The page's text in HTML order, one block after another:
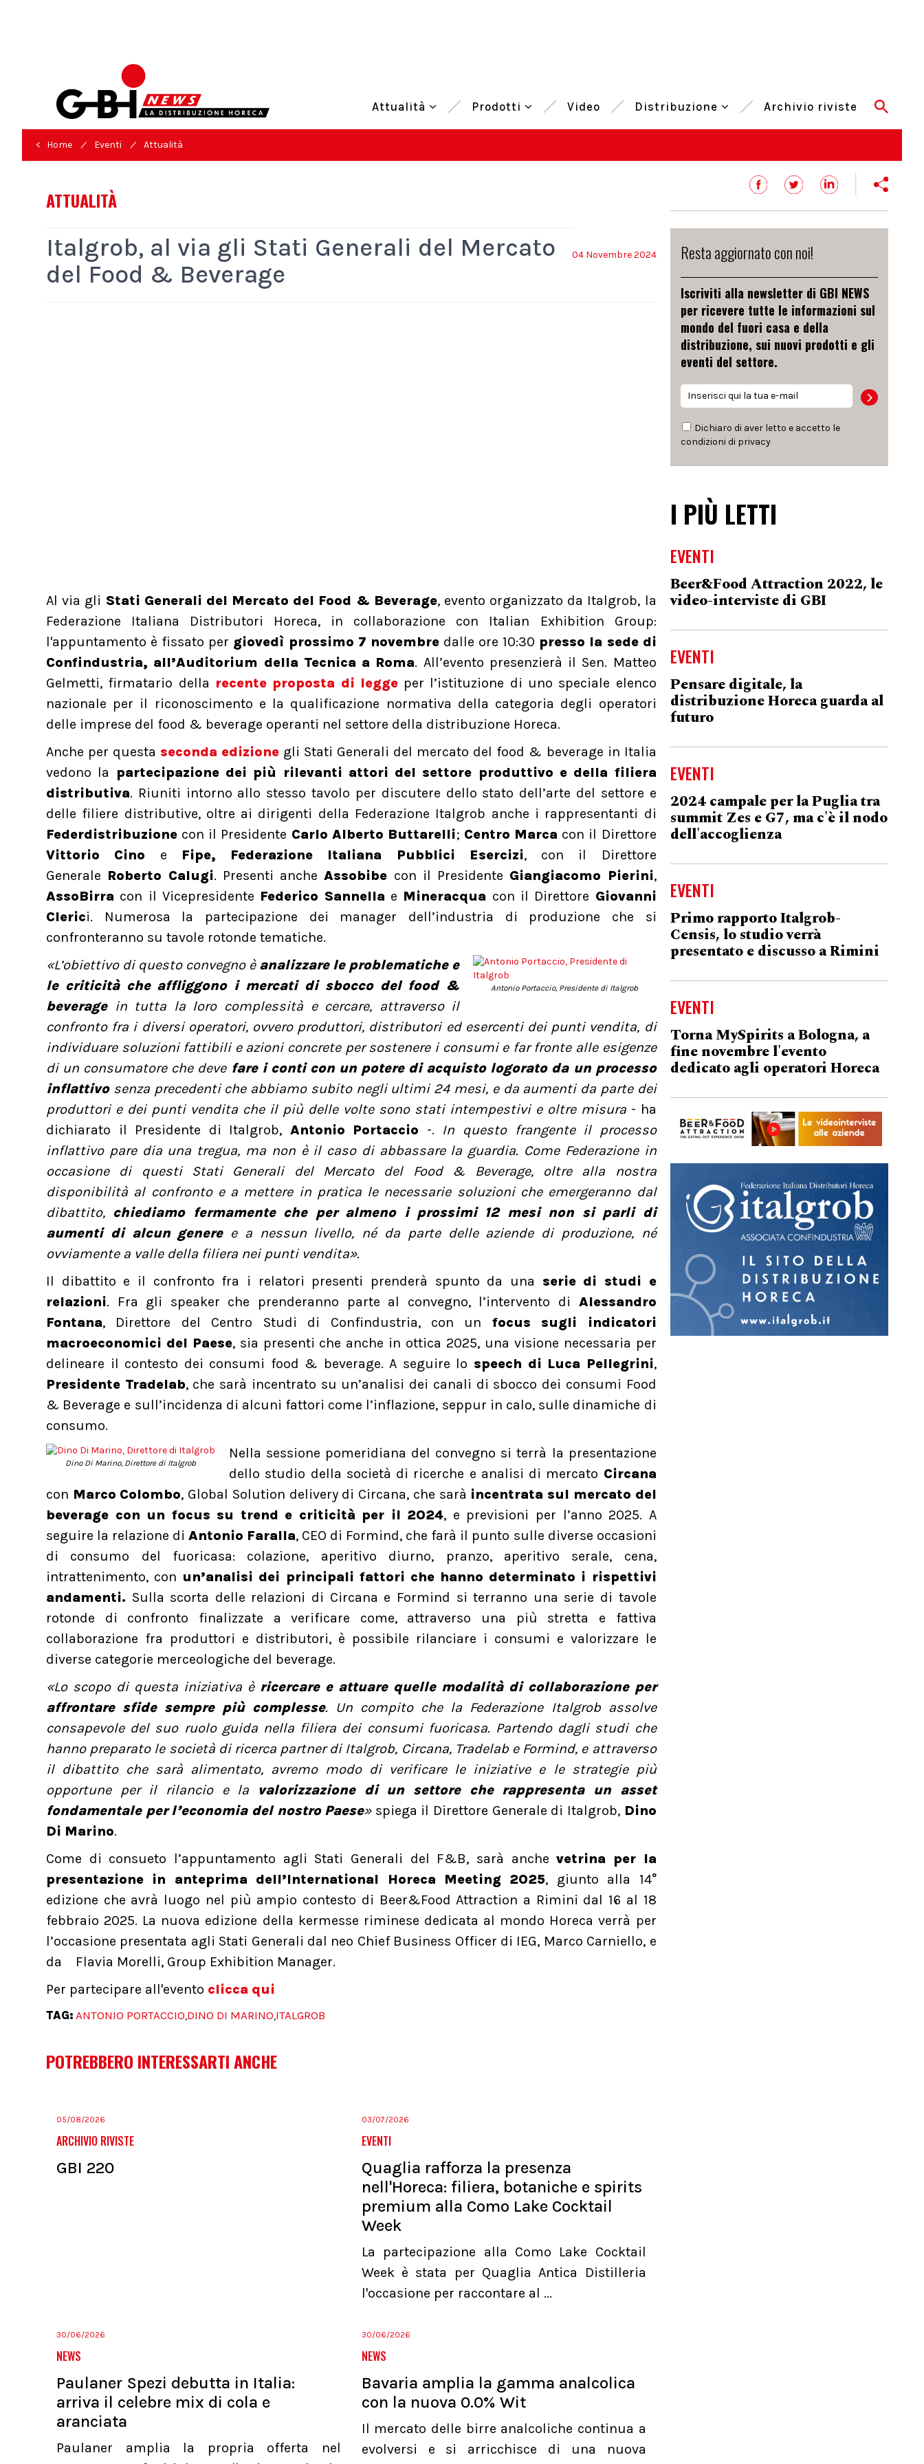
Attualità Prodotti Video Distribuzione Archivio riviste
< Home / Eventi / Attualità
ATTUALITÀ
04 Novembre 2024
Italgrob, al via gli Stati Generali del Mercato
del Food & Beverage
Al via gli Stati Generali del Mercato del Food & Beverage, evento organizzato da Italgrob, la
Federazione Italiana Distributori Horeca, in collaborazione con Italian Exhibition Group:
l'appuntamento è fissato per giovedì prossimo 7 novembredalle ore 10:30 presso la sede di
Confindustria, all’Auditorium della Tecnica a Roma. All’evento presenzierà il Sen. Matteo
Gelmetti, firmatario della recente proposta di leggeper l’istituzione di uno speciale elenco
nazionale per il riconoscimento e la qualificazione normativa della categoria degli operatori
delle imprese del food & beverage operanti nel settore della distribuzione Horeca.
Anche per questa seconda edizione gli Stati Generali del mercato del food & beverage in Italia
vedono la
partecipazione dei più rilevanti attori del settore produttivo e della filiera
distributiva. Riuniti intorno allo stesso tavolo per discutere dello stato dell’arte del settore e
delle filiere distributive, oltre ai dirigenti della Federazione Italgrob anche i rappresentanti di
Federdistribuzione con il Presidente Carlo Alberto Buttarelli; Centro Marca con il Direttore
Vittorio Cino e Fipe, Federazione Italiana Pubblici Esercizi, con il Direttore
Generale Roberto Calugi. Presenti ancheAssobibe con il Presidente Giangiacomo Pierini,
AssoBirra con il Vicepresidente Federico Sannella e Mineracqua con il Direttore Giovanni
Clerici. Numerosa la partecipazione dei manager dell’industria di produzione che si
confronteranno su tavole rotonde tematiche.
Antonio Portaccio, Presidente di Italgrob
«L’obiettivo di questo convegno è analizzare le problematiche e
le criticità che affliggono i mercati di sbocco del food &
beveragein tutta la loro complessità e cercare, attraverso il
confronto fra i diversi operatori, ovvero produttori, distributori ed esercenti dei punti vendita, di
individuare soluzioni fattibili e azioni concrete per sostenere i consumi e far fronte alle esigenze
di un consumatore che devefare i conti con un potere di acquisto logorato da un processo
inflattivosenza precedenti che abbiamo subito negli ultimi 24 mesi, e da aumenti da parte dei
produttori e dei punti vendita che il più delle volte sono stati intempestivi e oltre misura- ha
dichiarato il Presidente di Italgrob, Antonio Portaccio -. In questo frangente il processo
inflattivo pare dia una tregua, ma non è il caso di abbassare la guardia. Come Federazione in
occasione di questi Stati Generali del Mercato del Food & Beverage, oltre alla nostra
disponibilità al confronto e a mettere in pratica le necessarie soluzioni che emergeranno dal
dibattito, chiediamo fermamente che per almeno i prossimi 12 mesi non si parli di
aumenti di alcun generee a nessun livello, né da parte delle aziende di produzione, né
ovviamente a valle della filiera nei punti vendita».
Il dibattito e il confronto fra i relatori presenti prenderà spunto da una serie di studi e
relazioni. Fra gli speaker che prenderanno parte al convegno, l’intervento di Alessandro
Fontana, Direttore del Centro Studi di Confindustria, con un focus sugli indicatori
macroeconomici del Paese, sia presenti che anche in ottica 2025, una visione necessaria per
delineare il contesto dei consumi food & beverage. A seguire lo speech di Luca Pellegrini,
Presidente Tradelab, che sarà incentrato su un’analisi dei canali di sbocco dei consumi Food
& Beverage e sull’incidenza di alcuni fattori come l’inflazione, seppur in calo, sulle dinamiche di
consumo.
Dino Di Marino, Direttore di Italgrob
Nella sessione pomeridiana del convegno si terrà la presentazione
dello studio della società di ricerche e analisi di mercato Circana
con Marco Colombo, Global Solution delivery di Circana, che sarà incentrata sul mercato del
beverage con un focus su trend e criticità per il 2024, e previsioni per l’anno 2025. A
seguire la relazione diAntonio Faralla, CEO di Formind, che farà il punto sulle diverse occasioni
di consumo del fuoricasa: colazione, aperitivo diurno, pranzo, aperitivo serale, cena,
intrattenimento, con un’analisi dei principali fattori che hanno determinato i rispettivi
andamenti. Sulla scorta delle relazioni di Circana e Formind si terranno una serie di tavole
rotonde di confronto finalizzate a verificare come, attraverso una più stretta e fattiva
collaborazione fra produttori e distributori, è possibile rilanciare i consumi e valorizzare le
diverse categorie merceologiche del beverage.
«Lo scopo di questa iniziativa è ricercare e attuare quelle modalità di collaborazione per
affrontare sfide sempre più complesse. Un compito che la Federazione Italgrob assolve
consapevole del suo ruolo guida nella filiera dei consumi fuoricasa. Partendo dagli studi che
hanno preparato le società di ricerca partner di Italgrob, Circana, Tradelab e Formind, e attraverso
il dibattito che sarà alimentato, avremo modo di verificare le iniziative e le strategie più
opportune per il rilancio e la valorizzazione di un settore che rappresenta un asset
fondamentale per l’economia del nostro Paese» spiega il Direttore Generale di Italgrob, Dino
Di Marino.
Come di consueto l’appuntamento agli Stati Generali del F&B, sarà anchevetrina per la
presentazione in anteprima dell’International Horeca Meeting 2025, giunto alla 14°
edizione che avrà luogo nel più ampio contesto di Beer&Food Attraction a Rimini dal 16 al 18
febbraio 2025. La nuova edizione della kermesse riminese dedicata al mondo Horeca verrà per
l’occasione presentata agli Stati Generali dal neo Chief Business Officer di IEG, Marco Carniello, e
da Flavia Morelli, Group Exhibition Manager.
Per partecipare all'evento clicca qui
TAG: ANTONIO PORTACCIO,DINO DI MARINO,ITALGROB
POTREBBERO INTERESSARTI ANCHE
05/08/2026
ARCHIVIO RIVISTE
GBI 220
03/07/2026
EVENTI
Quaglia rafforza la presenza
nell'Horeca: filiera, botaniche e spirits
premium alla Como Lake Cocktail
Week
La partecipazione alla Como Lake Cocktail
Week è stata per Quaglia Antica Distilleria
l'occasione per raccontare al ...
30/06/2026
NEWS
Paulaner Spezi debutta in Italia:
arriva il celebre mix di cola e
aranciata
Paulaner amplia la propria offerta nel
30/06/2026
NEWS
Bavaria amplia la gamma analcolica
con la nuova 0.0% Wit
Il mercato delle birre analcoliche continua a
evolversi e si arricchisce di una nuova
Resta aggiornato con noi!
Iscriviti alla newsletter di GBI NEWS
per ricevere tutte le informazioni sul
mondo del fuori casa e della
distribuzione, sui nuovi prodotti e gli
eventi del settore.
Dichiaro di aver letto e accetto le
condizioni di privacy
I PIÙ LETTI
EVENTI
Beer&Food Attraction 2022, le
video-interviste di GBI
EVENTI
Pensare digitale, la
distribuzione Horeca guarda al
futuro
EVENTI
2024 campale per la Puglia tra
summit Zes e G7, ma c'è il nodo
dell'accoglienza
EVENTI
Primo rapporto Italgrob-
Censis, lo studio verrà
presentato e discusso a Rimini
EVENTI
Torna MySpirits a Bologna, a
fine novembre l'evento
dedicato agli operatori Horeca